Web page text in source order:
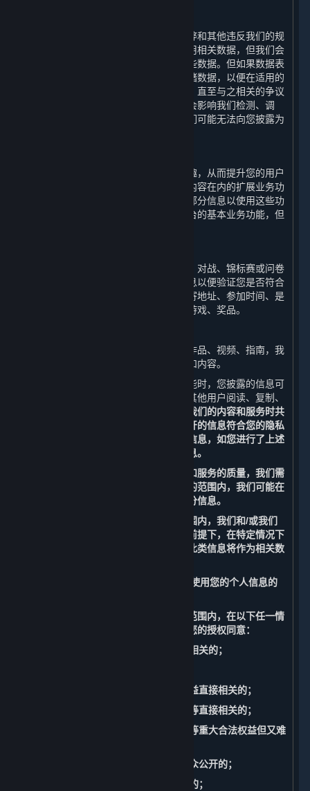
为了检测、调查、处理和预防欺诈、作弊和其他违反我们的规
定和适用法律的行为，我们会收集和使用相关数据，但我们会
仅在上述目的所需的最短时间内存储这些数据。但如果数据表
明可能发生违规行为，我们将进一步存储数据，以便在适用的
诉讼时效期间用于主张索赔或进行抗辩，直至与之相关的争议
得到解决。请注意，如果披露此类信息会影响我们检测、调
查、处理和防止违规行为的机制，则我们可能无法向您披露为
为提升您通过平台运行游戏的便捷和乐趣，从而提升您的用户
体验，我们的平台会提供包括如下所列内容在内的扩展业务功
能。您可选择授权我们收集和使用您的部分信息以使用这些功
能；如您拒绝授权，您依然可以使用平台的基本业务功能，但
当您参与线上或线下活动时（包括比赛、对战、锦标赛或问卷
调查），我们会收集和使用您的相关信息以便验证您是否符合
活动资格并向您进行奖品派送，例如邮寄地址、参加时间、是
否符合资格、是否已过期、获奖时间、游戏、奖品。
如您上传、发布游戏文件、截图、美术作品、视频、指南，我
们会收集和使用您所上传、发布的信息和内容。
当您使用平台的社交功能、内容上传功能时，您披露的信息可
能会成为公开信息。这些信息可能会被其他用户阅读、复制、
请您谨慎考虑是否在使用我们的内容和服务时共
享甚至公开分享相关信息，以确保您公开的信息符合您的隐私
偏好。请勿上传、发布或分享任何个人信息，如您进行了上述
操作，我们将无法完全保护您的个人信息。
为改善您使用平台的体验以及提高内容和服务的质量，我们需
要合作伙伴的支持。为此，在法律允许的范围内，我们可能在
特定情况下委托我们的合作伙伴收集部分信息。
为保护您的个人信息，在法律允许的范围内，我们和/或我们
的合作伙伴也可能在不识别个人身份的前提下，在特定情况下
访问、收集、存储和使用部分信息，且此类信息将作为相关数
（三） 无需征得您的授权同意而收集和使用您的个人信息的
您充分理解并同意，我们在法律允许的范围内，在以下任一情
况下收集、使用您的个人信息无需征得您的授权同意：
1. 与我们履行适用法律法规规定的义务相关的；
3. 与公共安全、公共卫生、重大公共利益直接相关的；
4. 与刑事侦查、起诉、审判和判决执行等直接相关的；
5. 出于维护您或其他个人的生命、财产等重大合法权益但又难
6. 所涉及的个人信息是您自行向社会公众公开的；
7. 根据您的要求签订和履行合同所必需的；